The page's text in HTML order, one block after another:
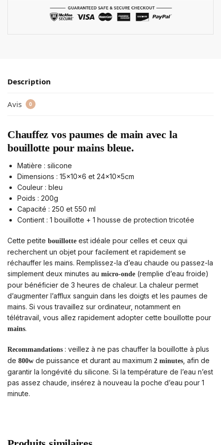
Description
Avis 0
Chauffez vos paumes de main avec la
bouillotte pour mains bleue.
Matière : silicone
Dimensions : 15x10x6 et 24x10x5cm
Couleur : bleu
Poids : 200g
Capacité : 250 et 550 ml
Contient : 1 bouillotte + 1 housse de protection tricotée
Cette petite bouillotte est idéale pour celles et ceux qui
recherchent un objet pour facilement et rapidement se
réchauffer les mains. Remplissez-la d’eau chaude ou passez-la
simplement deux minutes au micro-onde (remplie d’eau froide)
pour bénéficier de 3 heures de chaleur. La chaleur permet
d’augmenter l’afflux sanguin dans les doigts et les paumes de
mains. Si vous travaillez sur ordinateur, notamment en
télétravail, vous allez rapidement adopter cette bouillotte pour
mains.
Recommandations : veillez à ne pas chauffer la bouillotte à plus
de 800w de puissance et durant au maximum 2 minutes , afin de
garantir la longévité du silicone. Si la température de l’eau n’est
pas assez chaude, insérez à nouveau la poche d’eau pour 1
minute.